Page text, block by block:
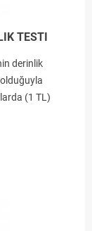
TESTI
derinlik
(1 TL)